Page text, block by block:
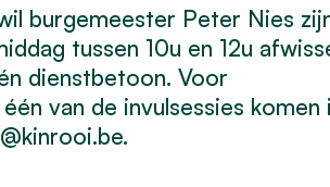
burgemeester Peter Nies
tussen 10u en 12u
dienstbetoon. Voor
van de invulsessies komen
.